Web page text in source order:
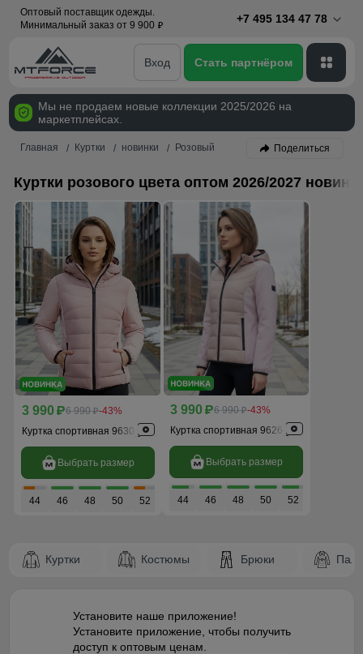
Оптовый поставщик одежды.
Минимальный заказ от 9 900 p
+7 495 134 47 78
Вход Стать партнёром
Мы не продаем новые коллекции 2025/2026 на
маркетплейсах.
Главная Куртки новинки Розовый Поделиться
Куртки розового цвета оптом 2026/2027
3 990 p6 990 p-43%
Куртка спортивная 9630_1R
Выбрать размер
44 46 48 50 52
3 990 p6 990 p-43%
Куртка спортивная 9626_1R
Выбрать размер
44 46 48 50 52
Куртки Костюмы Брюки
Установите наше приложение!
Установите приложение, чтобы получить
доступ к оптовым ценам.